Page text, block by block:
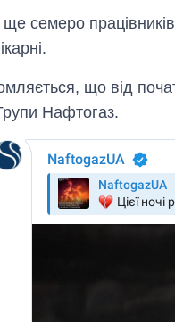
семеро
що від
Нафтогаз.